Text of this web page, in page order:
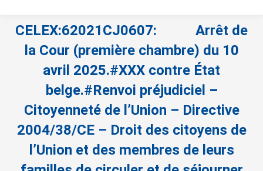
CELEX:62021CJ0607: Arrêt de
la Cour (première chambre) du 10
avril 2025.#XXX contre État
belge.#Renvoi préjudiciel –
Citoyenneté de l’Union – Directive
2004/38/CE – Droit des citoyens de
l’Union et des membres de leurs